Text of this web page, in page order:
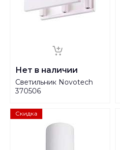
Нет в наличии
Светильник Novotech
370506
Скидка